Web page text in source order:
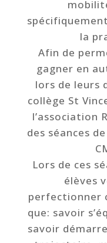
la
Afin de
gagner en
lors de leurs
collège St
l’association
des séances
Lors de ces
élèves
perfectionner
que: savoir
savoir